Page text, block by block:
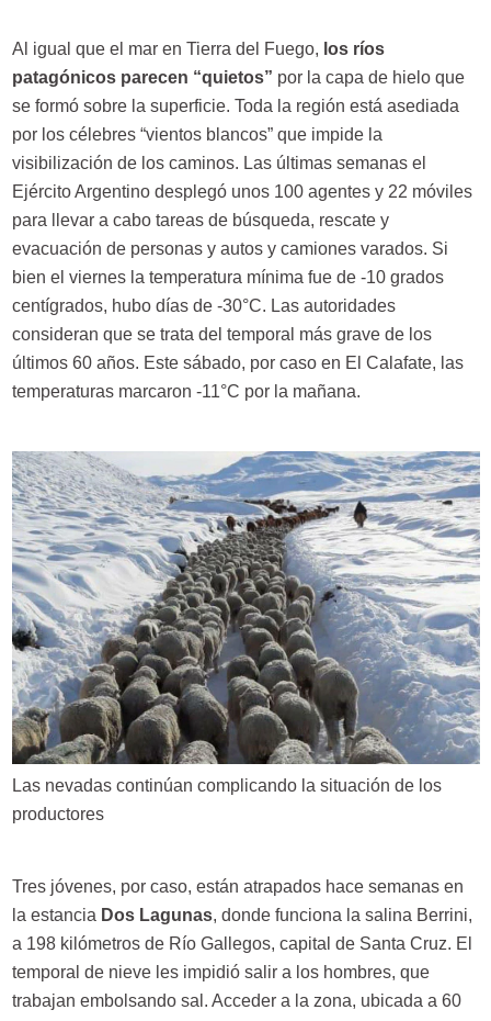
Al igual que el mar en Tierra del Fuego, los ríos
patagónicos parecen “quietos” por la capa de hielo que
se formó sobre la superficie. Toda la región está asediada
por los célebres “vientos blancos” que impide la
visibilización de los caminos. Las últimas semanas el
Ejército Argentino desplegó unos 100 agentes y 22 móviles
para llevar a cabo tareas de búsqueda, rescate y
evacuación de personas y autos y camiones varados. Si
bien el viernes la temperatura mínima fue de -10 grados
centígrados, hubo días de -30°C. Las autoridades
consideran que se trata del temporal más grave de los
últimos 60 años. Este sábado, por caso en El Calafate, las
temperaturas marcaron -11°C por la mañana.
Las nevadas continúan complicando la situación de los
productores
Tres jóvenes, por caso, están atrapados hace semanas en
la estancia Dos Lagunas, donde funciona la salina Berrini,
a 198 kilómetros de Río Gallegos, capital de Santa Cruz. El
temporal de nieve les impidió salir a los hombres, que
trabajan embolsando sal. Acceder a la zona, ubicada a 60